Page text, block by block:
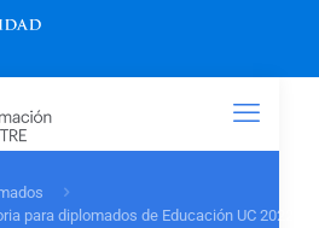
para diplomados de Educación UC 2022